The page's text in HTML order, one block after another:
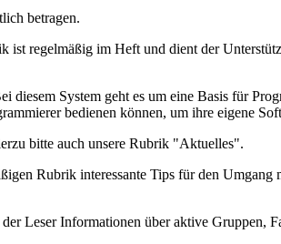
betragen.
regelmäßig im Heft und dient der
System geht es um eine Basis für
bedienen können, um ihre eigene
bitte auch unsere Rubrik "Aktuelles".
Rubrik interessante Tips für den
Leser Informationen über aktive Gruppen,